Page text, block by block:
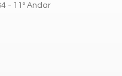
- 11º Andar